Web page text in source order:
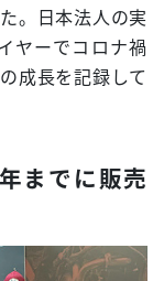
。日本法人の実
ヤーでコロナ禍
成長を記録して
までに販売